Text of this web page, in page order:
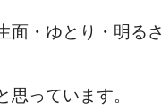
面・ゆとり・明る
っています。